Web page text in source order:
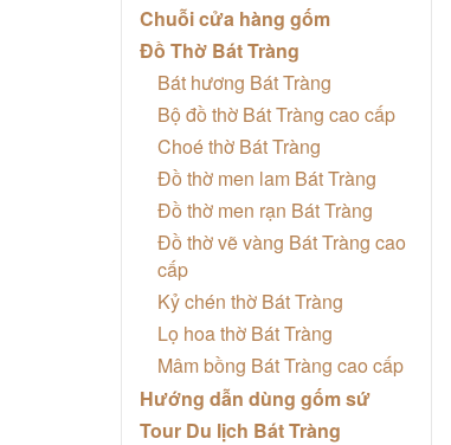
Chuỗi cửa hàng gốm
Đồ Thờ Bát Tràng
Bát hương Bát Tràng
Bộ đồ thờ Bát Tràng cao cấp
Choé thờ Bát Tràng
Đồ thờ men lam Bát Tràng
Đồ thờ men rạn Bát Tràng
Đồ thờ vẽ vàng Bát Tràng cao
cấp
Kỷ chén thờ Bát Tràng
Lọ hoa thờ Bát Tràng
Mâm bồng Bát Tràng cao cấp
Hướng dẫn dùng gốm sứ
Tour Du lịch Bát Tràng